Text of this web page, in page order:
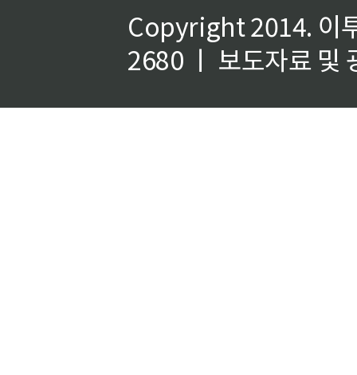
Copyright 2014. 이
2680 ㅣ 보도자료